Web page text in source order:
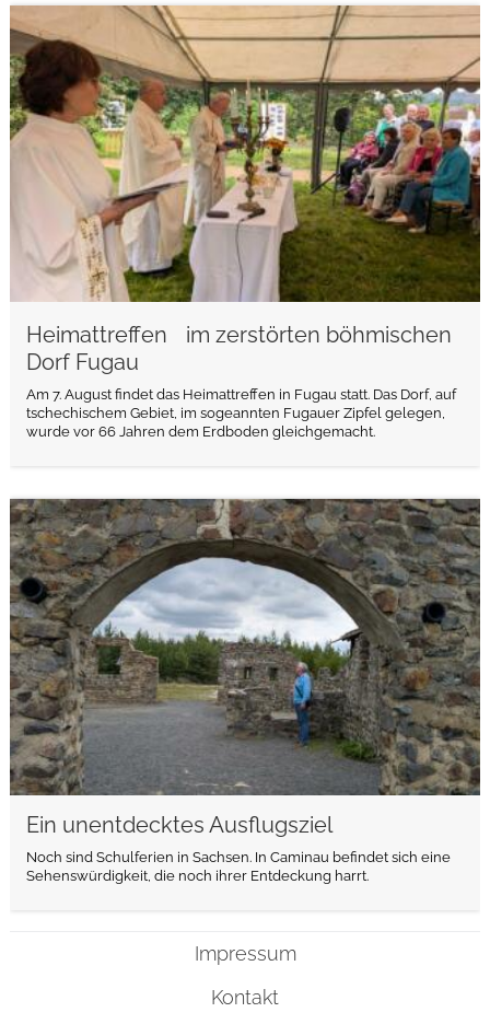
Heimattreffen im zerstörten böhmischen
Dorf Fugau
Am 7. August findet das Heimattreffen in Fugau statt. Das Dorf, auf
tschechischem Gebiet, im sogeannten Fugauer Zipfel gelegen,
wurde vor 66 Jahren dem Erdboden gleichgemacht.
weiterlesen
Ein unentdecktes Ausflugsziel
Noch sind Schulferien in Sachsen. In Caminau befindet sich eine
Sehenswürdigkeit, die noch ihrer Entdeckung harrt.
weiterlesen
Impressum
Kontakt